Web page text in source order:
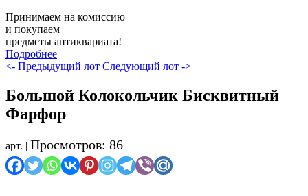
Принимаем на комиссию
и покупаем
предметы антиквариата!
Подробнее
<- Предыдущий лот Следующий лот ->
Большой Колокольчик Бисквитный
Фарфор
арт. | Просмотров: 86